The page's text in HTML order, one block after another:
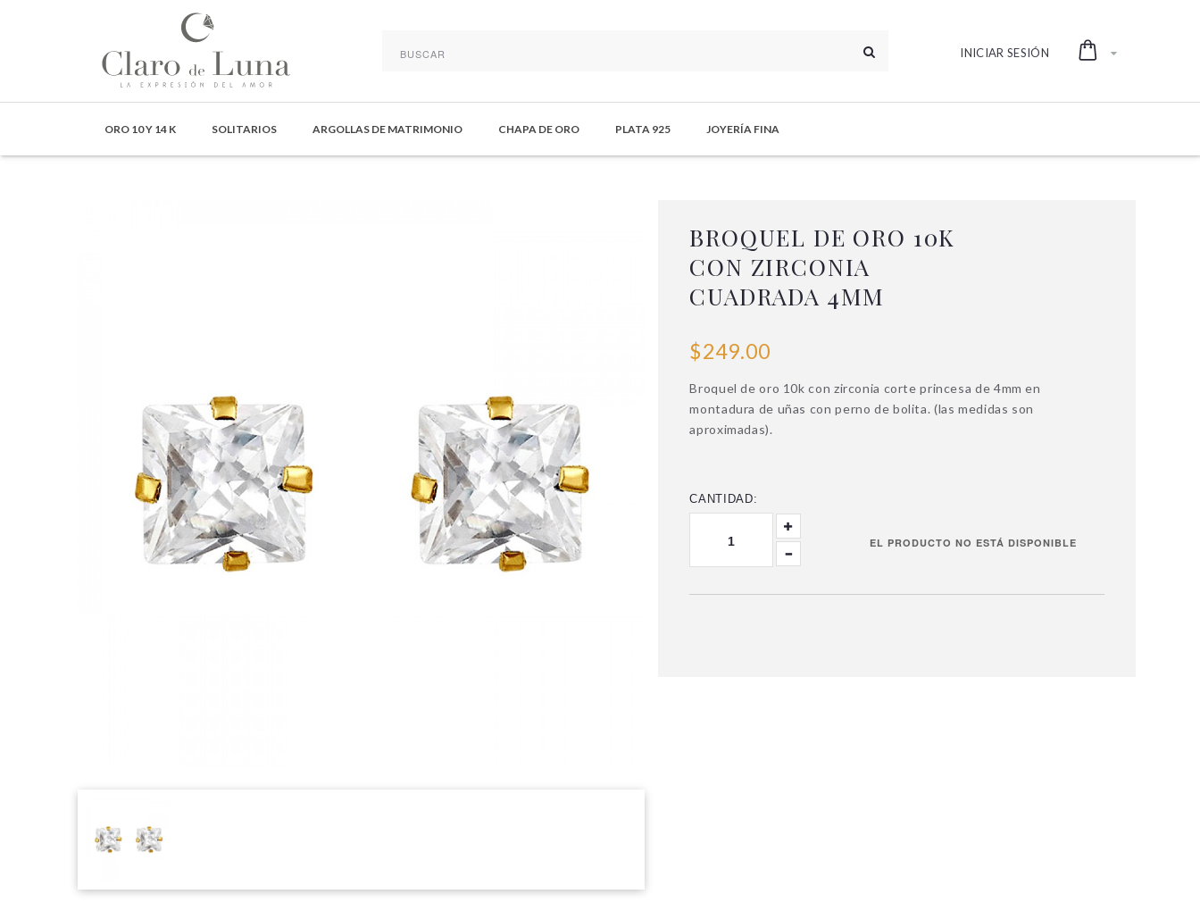
Claro
de
Luna
INICIAR SESIÓN
ORO 10 Y 14 K SOLITARIOS ARGOLLAS DE MATRIMONIO CHAPA DE ORO PLATA 925 JOYERÍA FINA
BROQUEL DE ORO 10K
CON ZIRCONIA
CUADRADA 4MM
$249.00
Broquel de oro 10k con zirconia corte princesa de 4mm en
montadura de uñas con perno de bolita. (las medidas son
aproximadas).
CANTIDAD: